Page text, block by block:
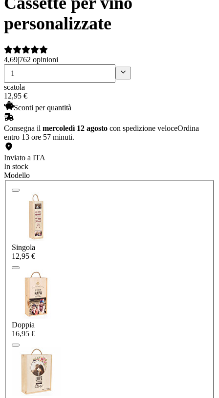
personalizzate
4,69|762 opinioni
scatola
12,95 €
Sconti per quantità
Consegna il mercoledì 12 agosto con spedizione veloceOrdina
entro 13 ore 57 minuti.
Inviato a ITA
In stock
Modello
Singola
12,95 €
Doppia
16,95 €